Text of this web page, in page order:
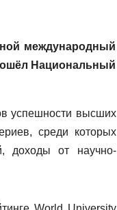
международный
Национальный
успешности высших
среди которых
доходы от научно-